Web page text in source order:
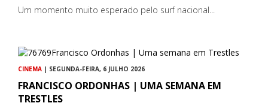
Um momento muito esperado pelo surf nacional...
CINEMA | SEGUNDA-FEIRA, 6 JULHO 2026
FRANCISCO ORDONHAS | UMA SEMANA EM
TRESTLES